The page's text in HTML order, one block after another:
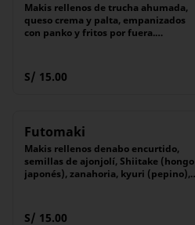
Makis rellenos de trucha ahumada,
queso crema y palta, empanizados
con panko y fritos por fuera.
S/ 15.00
Futomaki
Makis rellenos denabo encurtido,
semillas de ajonjolí, Shiitake (hongo
japonés), zanahoria, kyuri (pepino),
El maki tradicional japonés.
S/ 15.00